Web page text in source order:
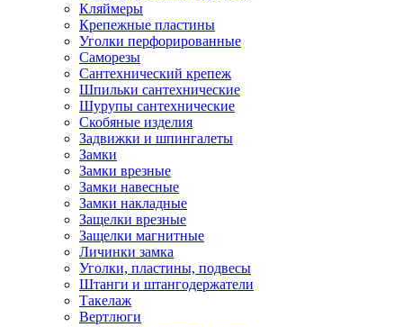
Кляймеры
Крепежные пластины
Уголки перфорированные
Саморезы
Сантехнический крепеж
Шпильки сантехнические
Шурупы сантехнические
Скобяные изделия
Задвижки и шпингалеты
Замки
Замки врезные
Замки навесные
Замки накладные
Защелки врезные
Защелки магнитные
Личинки замка
Уголки, пластины, подвесы
Штанги и штангодержатели
Такелаж
Вертлюги